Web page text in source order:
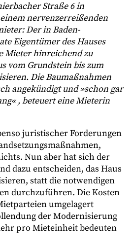
Straße 6 in
nervenzerreißenden
Der in Baden-
Eigentümer des Hauses
Mieter hinreichend zu
vom Grundstein bis zum
Die Baumaßnahmen
angekündigt und »schon gar
, beteuert eine Mieterin
juristischer Forderungen
Nun aber hat sich der
dazu entscheiden, das Haus
statt die notwendigen
durchzuführen. Die Kosten
umgelagert
der Modernisierung
pro Mieteinheit bedeuten